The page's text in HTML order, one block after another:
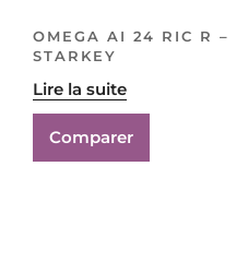
OMEGA AI 24 RIC R –
STARKEY
Lire la suite
Comparer